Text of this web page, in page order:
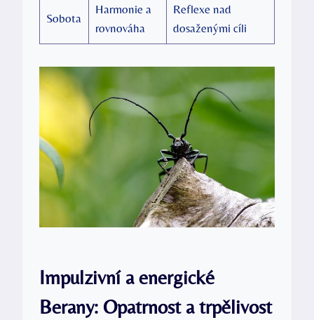
Sobota
Harmonie a
rovnováha
Reflexe nad
dosaženými cíli
Impulzivní a energické
Berany: Opatrnost a trpělivost